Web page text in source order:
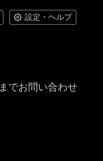
設定・ヘルプ
でお問い合わせ